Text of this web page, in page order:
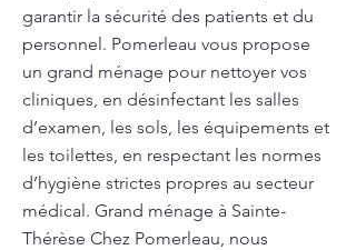
garantir la sécurité des patients et du
personnel. Pomerleau vous propose
un grand ménage pour nettoyer vos
cliniques, en désinfectant les salles
d’examen, les sols, les équipements et
les toilettes, en respectant les normes
d’hygiène strictes propres au secteur
médical. Grand ménage à Sainte-
Thérèse Chez Pomerleau, nous